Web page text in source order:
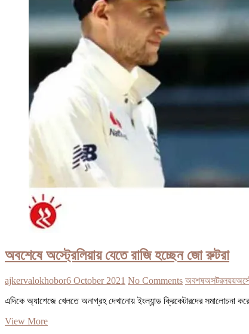
অবশেষে অস্ট্রেলিয়ায় যেতে রাজি হচ্ছেন জো রুটরা
ajkervalokhobor6 October 2021 No Comments অবশষঅসটরলয়য়
এদিকে অ্যাশেজে খেলতে অনাগ্রহ দেখানোয় ইংল্যান্ড ক্রিকেটারদের সমালোচনা
View Moreঅবশেষে